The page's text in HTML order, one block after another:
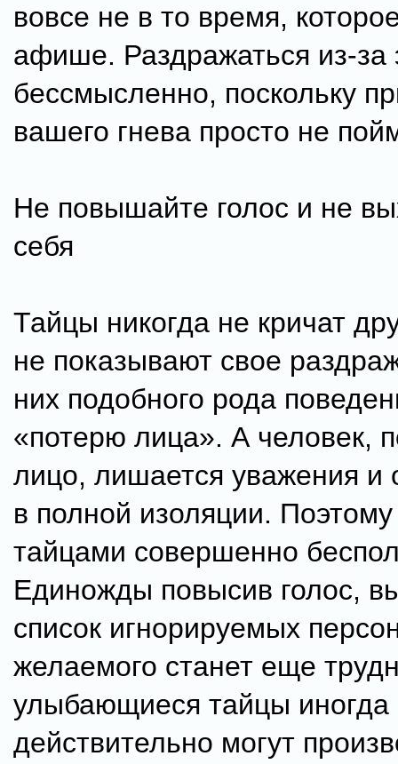
вовсе не в то время,
афише. Раздражаться из-за
бессмысленно, поскольку
вашего гнева просто не
Не повышайте голос и не
себя
Тайцы никогда не кричат
не показывают свое
них подобного рода
«потерю лица». А человек,
лицо, лишается уважения и
в полной изоляции. Поэтому
тайцами совершенно
Единожды повысив голос,
список игнорируемых
желаемого станет еще
улыбающиеся тайцы иногда
действительно могут